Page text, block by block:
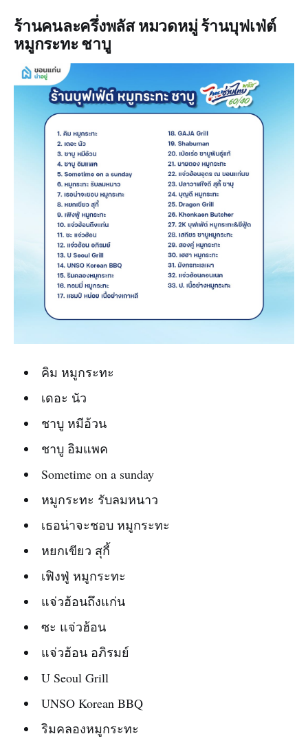
ร้านคนละครึ่งพลัส หมวดหมู่ ร้านบุฟเฟ่ต์
หมูกระทะ ชาบู
คิม หมูกระทะ
เดอะ นัว
ชาบู หมีอ้วน
ชาบู อิมแพค
Sometime on a sunday
หมูกระทะ รับลมหนาว
เธอน่าจะชอบ หมูกระทะ
หยกเขียว สุกี้
เฟิงฟู่ หมูกระทะ
แจ่วฮ้อนถึงแก่น
ซะ แจ่วฮ้อน
แจ่วฮ้อน อภิรมย์
U Seoul Grill
UNSO Korean BBQ
ริมคลองหมูกระทะ